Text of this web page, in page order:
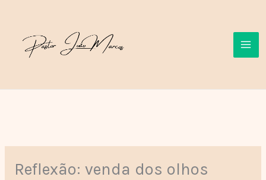
conteúdo
Reflexão: venda dos olhos